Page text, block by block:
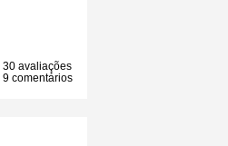
30 avaliações
9 comentários